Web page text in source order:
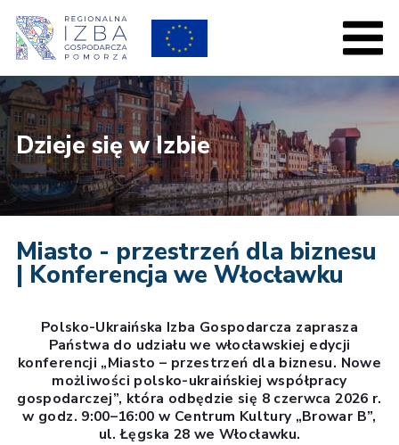
Dzieje się w Izbie
Miasto - przestrzeń dla biznesu
| Konferencja we Włocławku
Polsko-Ukraińska Izba Gospodarcza zaprasza
Państwa do udziału we włocławskiej edycji
konferencji „Miasto – przestrzeń dla biznesu. Nowe
możliwości polsko-ukraińskiej współpracy
gospodarczej”, która odbędzie się 8 czerwca 2026 r.
w godz. 9:00–16:00 w Centrum Kultury „Browar B”,
ul. Łęgska 28 we Włocławku.